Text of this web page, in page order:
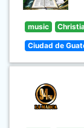
music
Ciudad de